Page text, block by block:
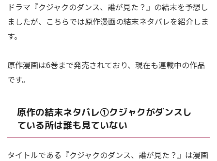
ドラマ『クジャクのダンス、誰が見た？』の結末を予想し
ましたが、こちらでは原作漫画の結末ネタバレを紹介しま
す。
原作漫画は6巻まで発売されており、現在も連載中の作品
です。
原作の結末ネタバレ①クジャクがダンスし
ている所は誰も見ていない
タイトルである『クジャクのダンス、誰が見た？』は漫画